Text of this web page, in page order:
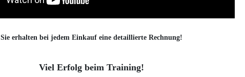
Sie erhalten bei jedem Einkauf eine detaillierte Rechnung!
Viel Erfolg beim Training!